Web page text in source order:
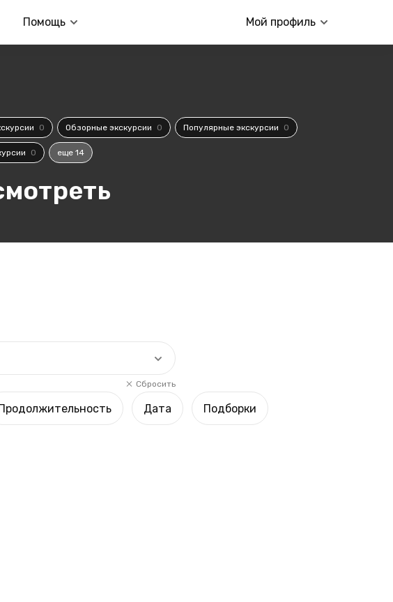
Помощь Мой профиль
0 Обзорные экскурсии 0 Популярные экскурсии 0
0 еще 14
Сбросить
Дата Подборки